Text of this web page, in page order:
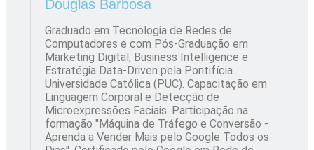
Douglas Barbosa
Graduado em Tecnologia de Redes de
Computadores e com Pós-Graduação em
Marketing Digital, Business Intelligence e
Estratégia Data-Driven pela Pontifícia
Universidade Católica (PUC). Capacitação em
Linguagem Corporal e Detecção de
Microexpressões Faciais. Participação na
formação "Máquina de Tráfego e Conversão -
Aprenda a Vender Mais pelo Google Todos os